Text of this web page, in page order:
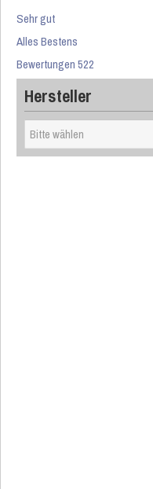
Sehr gut
Alles Bestens
Bewertungen 522
Hersteller